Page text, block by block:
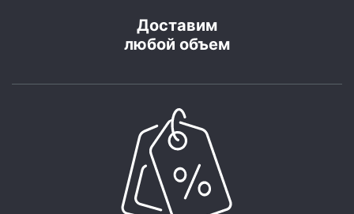
Доставим
любой объем